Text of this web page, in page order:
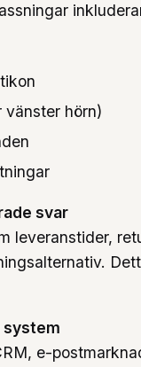
vänster hörn)
svar
leveranstider,
system
e-